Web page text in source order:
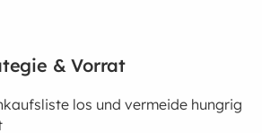
& Vorrat
los und vermeide hungrig